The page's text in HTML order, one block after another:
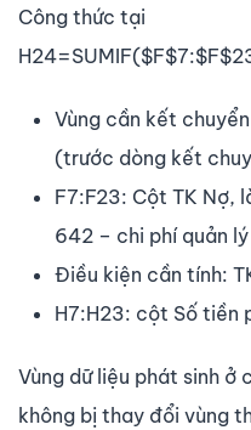
Công thức tại
Vùng cần kết
(trước dòng kết
F7:F23: Cột TK Nợ,
642 – chi phí quản
Điều kiện cần tính:
H7:H23: cột Số tiền
Vùng dữ liệu phát sinh
không bị thay đổi vùng